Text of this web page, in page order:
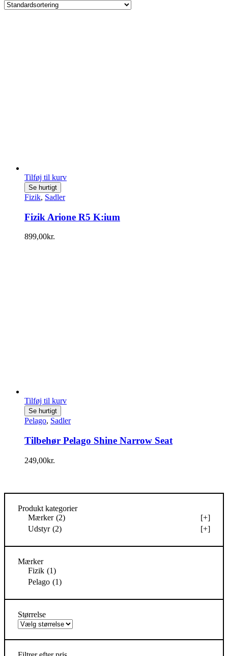
Tilføj til kurv
Se hurtigt
Fizik, Sadler
Fizik Arione R5 K:ium
899,00kr.
Tilføj til kurv
Se hurtigt
Pelago, Sadler
Tilbehør Pelago Shine Narrow Seat
249,00kr.
Produkt kategorier
Mærker (2)
[+]
Udstyr (2) [+]
Mærker
Fizik (1)
Pelago (1)
Størrelse